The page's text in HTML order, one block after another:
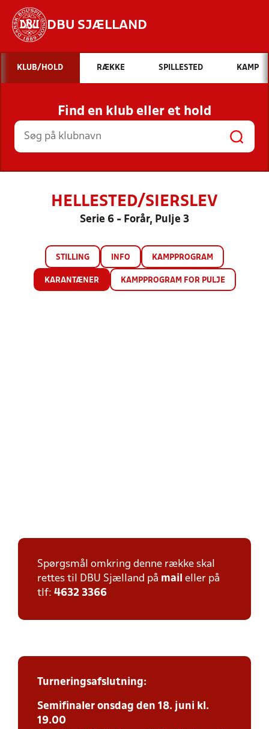
DBU SJÆLLAND
Hvad vil du søge efter?
INDHOLD OG NYHEDER
STILLINGER, RESULTATER, KLUBBER OG
HOLD
KLUB/HOLD RÆKKE SPILLESTED KAMP
Find en klub eller et hold
HELLESTED/SIERSLEV
Serie 6 - Forår, Pulje 3
STILLING INFO KAMPPROGRAM
KARANTÆNER KAMPPROGRAM FOR PULJE
Spørgsmål omkring denne række skal
rettes til DBU Sjælland på mail eller på
tlf: 4632 3366
Turneringsafslutning:
Semifinaler onsdag den 18. juni kl.
19.00